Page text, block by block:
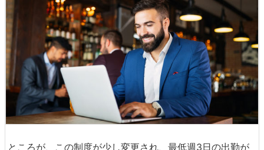
ところが、この制度が少し変更され、最低週3日の出勤が